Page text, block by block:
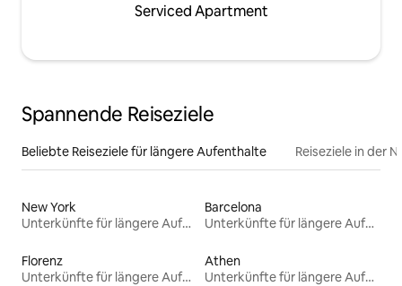
Serviced Apartment
Spannende Reiseziele
Beliebte Reiseziele für längere Aufenthalte Reiseziele in der
New York
Unterkünfte für längere Aufenthalte
Barcelona
Unterkünfte für längere Aufenthalte
Florenz
Unterkünfte für längere Aufenthalte
Athen
Unterkünfte für längere Aufenthalte